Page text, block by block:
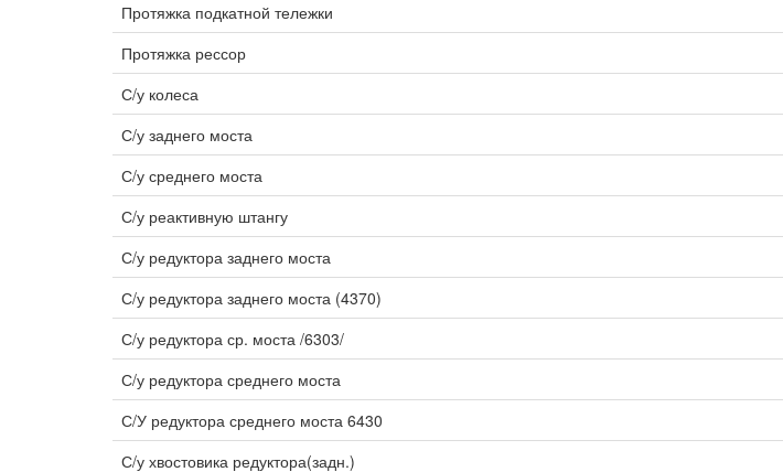
Протяжка подкатной тележки
Протяжка рессор
С/у колеса
С/у заднего моста
С/у среднего моста
С/у реактивную штангу
С/у редуктора заднего моста
С/у редуктора заднего моста (4370)
С/у редуктора ср. моста /6303/
С/у редуктора среднего моста
С/У редуктора среднего моста 6430
С/у хвостовика редуктора(задн.)